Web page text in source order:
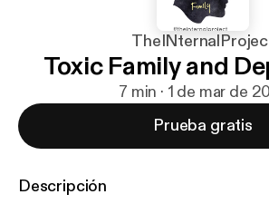
Toxic Family and
7 min · 1 de mar de
Prueba gratis
Descripción